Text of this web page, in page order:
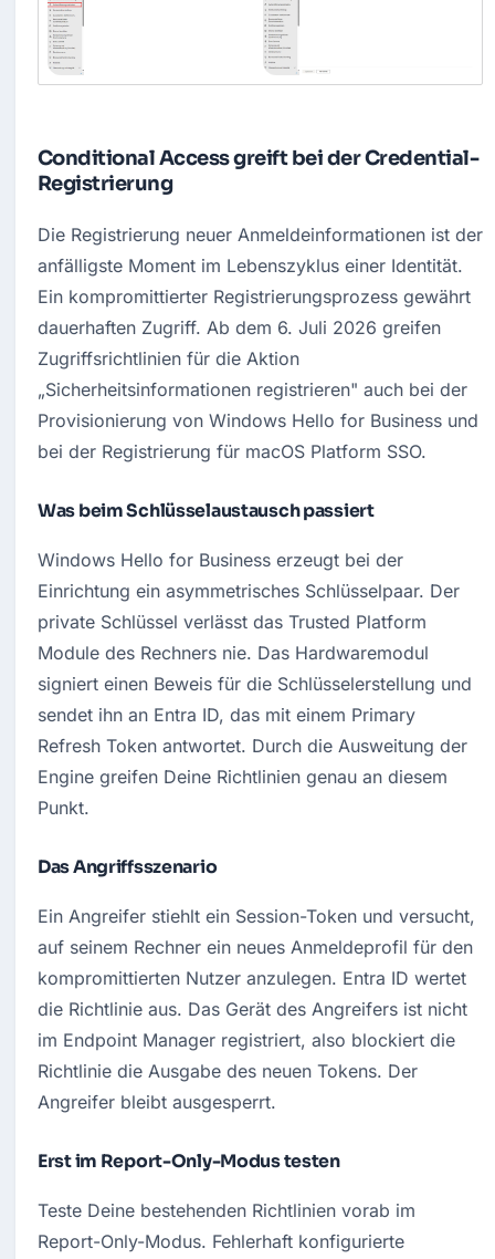
Conditional Access greift bei der Credential-
Registrierung
Die Registrierung neuer Anmeldeinformationen ist der
anfälligste Moment im Lebenszyklus einer Identität.
Ein kompromittierter Registrierungsprozess gewährt
dauerhaften Zugriff. Ab dem 6. Juli 2026 greifen
Zugriffsrichtlinien für die Aktion
„Sicherheitsinformationen registrieren" auch bei der
Provisionierung von Windows Hello for Business und
bei der Registrierung für macOS Platform SSO.
Was beim Schlüsselaustausch passiert
Windows Hello for Business erzeugt bei der
Einrichtung ein asymmetrisches Schlüsselpaar. Der
private Schlüssel verlässt das Trusted Platform
Module des Rechners nie. Das Hardwaremodul
signiert einen Beweis für die Schlüsselerstellung und
sendet ihn an Entra ID, das mit einem Primary
Refresh Token antwortet. Durch die Ausweitung der
Engine greifen Deine Richtlinien genau an diesem
Punkt.
Das Angriffsszenario
Ein Angreifer stiehlt ein Session-Token und versucht,
auf seinem Rechner ein neues Anmeldeprofil für den
kompromittierten Nutzer anzulegen. Entra ID wertet
die Richtlinie aus. Das Gerät des Angreifers ist nicht
im Endpoint Manager registriert, also blockiert die
Richtlinie die Ausgabe des neuen Tokens. Der
Angreifer bleibt ausgesperrt.
Erst im Report-Only-Modus testen
Teste Deine bestehenden Richtlinien vorab im
Report-Only-Modus. Fehlerhaft konfigurierte